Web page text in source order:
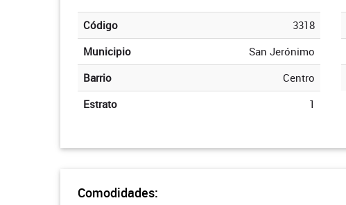
Código
3318
Municipio
San Jerónimo
Barrio
Centro
Estrato
1
Comodidades: